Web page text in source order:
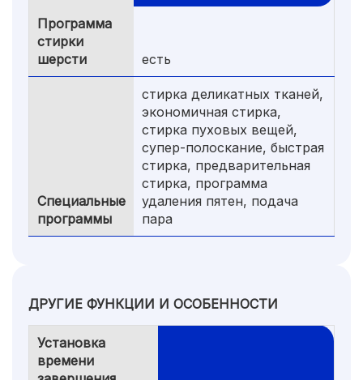
Программа
стирки
шерсти
есть
Специальные
программы
стирка деликатных тканей,
экономичная стирка,
стирка пуховых вещей,
супер-полоскание, быстрая
стирка, предварительная
стирка, программа
удаления пятен, подача
пара
ДРУГИЕ ФУНКЦИИ И ОСОБЕННОСТИ
Установка
времени